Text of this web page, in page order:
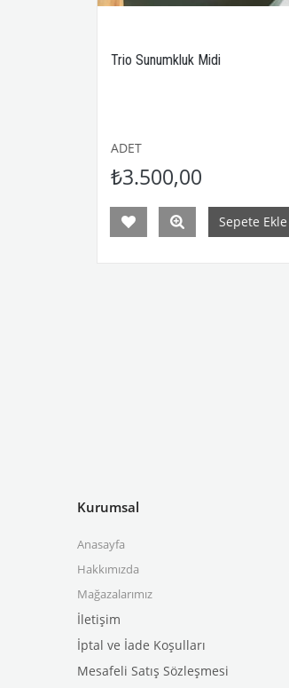
Trio Sunumkluk Midi
₺3.500,00
Sepete Ekle
Kurumsal
Anasayfa
Hakkımızda
Mağazalarımız
İletişim
İptal ve İade Koşulları
Mesafeli Satış Sözleşmesi